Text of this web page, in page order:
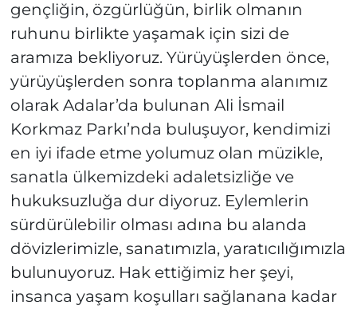
gençliğin, özgürlüğün, birlik olmanın
ruhunu birlikte yaşamak için sizi de
aramıza bekliyoruz. Yürüyüşlerden önce,
yürüyüşlerden sonra toplanma alanımız
olarak Adalar’da bulunan Ali İsmail
Korkmaz Parkı’nda buluşuyor, kendimizi
en iyi ifade etme yolumuz olan müzikle,
sanatla ülkemizdeki adaletsizliğe ve
hukuksuzluğa dur diyoruz. Eylemlerin
sürdürülebilir olması adına bu alanda
dövizlerimizle, sanatımızla, yaratıcılığımızla
bulunuyoruz. Hak ettiğimiz her şeyi,
insanca yaşam koşulları sağlanana kadar